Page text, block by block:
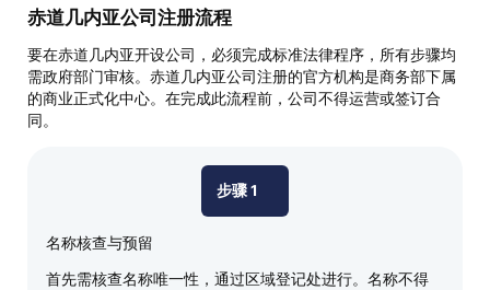
赤道几内亚公司注册流程
要在赤道几内亚开设公司，必须完成标准法律程序，所有步骤均
需政府部门审核。赤道几内亚公司注册的官方机构是商务部下属
的商业正式化中心。在完成此流程前，公司不得运营或签订合
同。
步骤 1
名称核查与预留
首先需核查名称唯一性，通过区域登记处进行。名称不得